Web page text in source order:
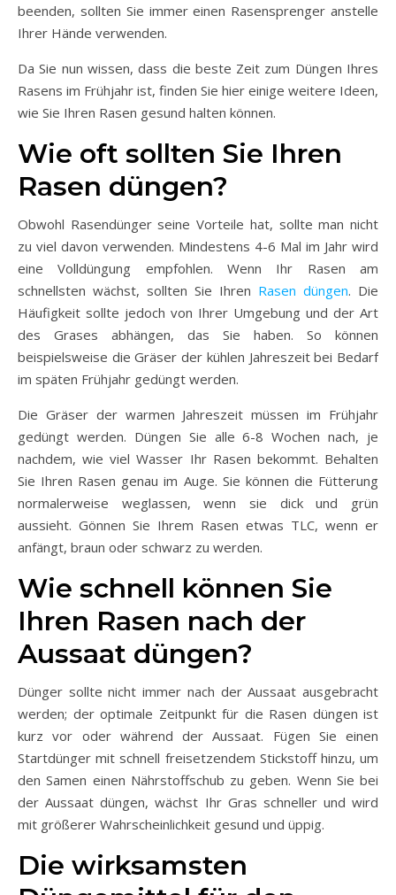
beenden, sollten Sie immer einen Rasensprenger anstelle
Ihrer Hände verwenden.
Da Sie nun wissen, dass die beste Zeit zum Düngen Ihres
Rasens im Frühjahr ist, finden Sie hier einige weitere Ideen,
wie Sie Ihren Rasen gesund halten können.
Wie oft sollten Sie Ihren
Rasen düngen?
Obwohl Rasendünger seine Vorteile hat, sollte man nicht
zu viel davon verwenden. Mindestens 4-6 Mal im Jahr wird
eine Volldüngung empfohlen. Wenn Ihr Rasen am
schnellsten wächst, sollten Sie Ihren Rasen düngen. Die
Häufigkeit sollte jedoch von Ihrer Umgebung und der Art
des Grases abhängen, das Sie haben. So können
beispielsweise die Gräser der kühlen Jahreszeit bei Bedarf
im späten Frühjahr gedüngt werden.
Die Gräser der warmen Jahreszeit müssen im Frühjahr
gedüngt werden. Düngen Sie alle 6-8 Wochen nach, je
nachdem, wie viel Wasser Ihr Rasen bekommt. Behalten
Sie Ihren Rasen genau im Auge. Sie können die Fütterung
normalerweise weglassen, wenn sie dick und grün
aussieht. Gönnen Sie Ihrem Rasen etwas TLC, wenn er
anfängt, braun oder schwarz zu werden.
Wie schnell können Sie
Ihren Rasen nach der
Aussaat düngen?
Dünger sollte nicht immer nach der Aussaat ausgebracht
werden; der optimale Zeitpunkt für die Rasen düngen ist
kurz vor oder während der Aussaat. Fügen Sie einen
Startdünger mit schnell freisetzendem Stickstoff hinzu, um
den Samen einen Nährstoffschub zu geben. Wenn Sie bei
der Aussaat düngen, wächst Ihr Gras schneller und wird
mit größerer Wahrscheinlichkeit gesund und üppig.
Die wirksamsten